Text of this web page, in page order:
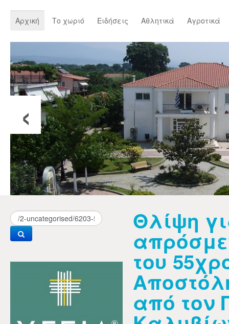
Αρχική Το χωριό Ειδήσεις Αθλητικά Αγροτικά
‹
Θλίψη
του
από τον